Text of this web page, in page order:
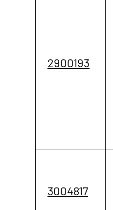
2900193
3004817